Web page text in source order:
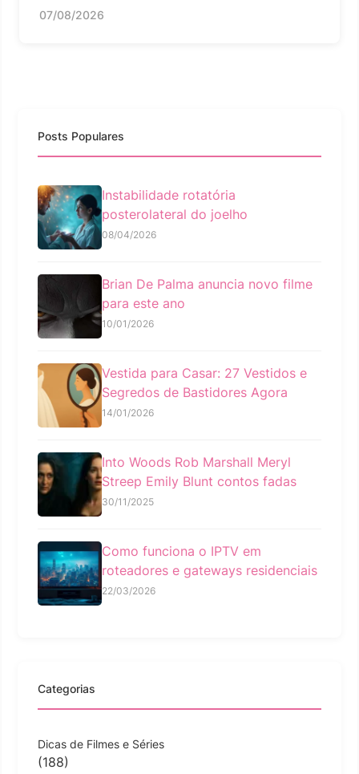
07/08/2026
Posts Populares
Instabilidade rotatória
posterolateral do joelho
08/04/2026
Brian De Palma anuncia novo filme
para este ano
10/01/2026
Vestida para Casar: 27 Vestidos e
Segredos de Bastidores Agora
14/01/2026
Into Woods Rob Marshall Meryl
Streep Emily Blunt contos fadas
30/11/2025
Como funciona o IPTV em
roteadores e gateways residenciais
22/03/2026
Categorias
Dicas de Filmes e Séries
(188)